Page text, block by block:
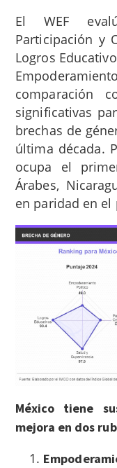
El WEF
Participación y
Logros
comparación
significativas
brechas de
última década.
ocupa el
Árabes,
en paridad en
México tiene
mejora en dos